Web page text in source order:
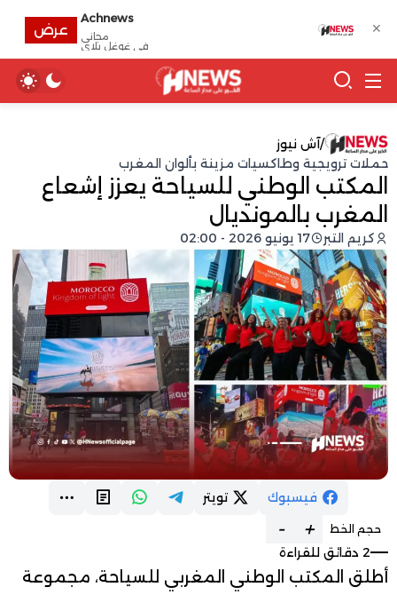
/آش نيوز
حملات ترويجية وطاكسيات مزينة بألوان المغرب
المكتب الوطني للسياحة يعزز إشعاع
المغرب بالمونديال
كريم التبر 17 يونيو 2026 - 02:00
فيسبوك تويتر
حجم الخط +
-
2 دقائق للقراءة
أطلق المكتب الوطني المغربي للسياحة، مجموعة
✕
Achnews
مجانى
في غوغل بلاي
عرض